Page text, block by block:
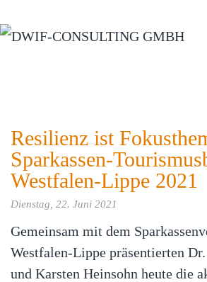
Zum Hauptinhalt springen
Resilienz ist
Sparkassen-
Westfalen-Lippe 2021
Dienstag, 22. Juni 2021
Gemeinsam mit dem
Westfalen-Lippe präsentierten
und Karsten Heinsohn heute die